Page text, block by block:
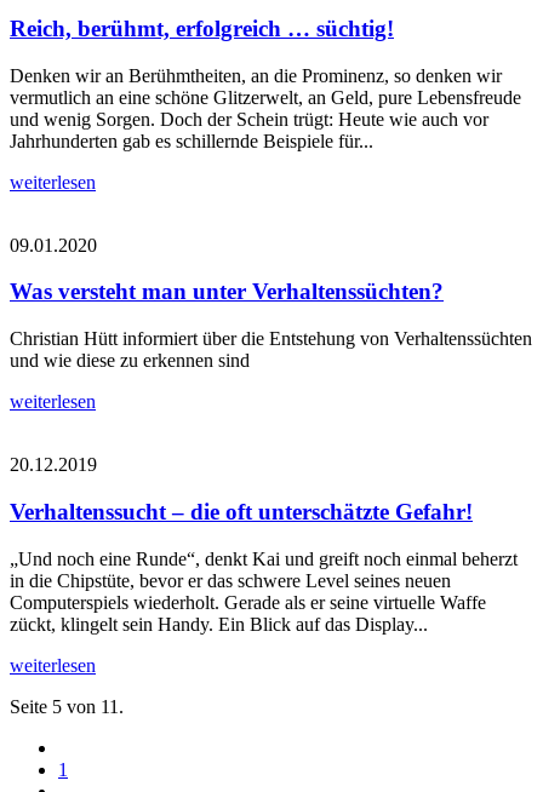
Reich, berühmt, erfolgreich … süchtig!
Denken wir an Berühmtheiten, an die Prominenz, so denken wir
vermutlich an eine schöne Glitzerwelt, an Geld, pure Lebensfreude
und wenig Sorgen. Doch der Schein trügt: Heute wie auch vor
Jahrhunderten gab es schillernde Beispiele für...
weiterlesen
09.01.2020
Was versteht man unter Verhaltenssüchten?
Christian Hütt informiert über die Entstehung von Verhaltenssüchten
und wie diese zu erkennen sind
weiterlesen
20.12.2019
Verhaltenssucht – die oft unterschätzte Gefahr!
„Und noch eine Runde“, denkt Kai und greift noch einmal beherzt
in die Chipstüte, bevor er das schwere Level seines neuen
Computerspiels wiederholt. Gerade als er seine virtuelle Waffe
zückt, klingelt sein Handy. Ein Blick auf das Display...
weiterlesen
Seite 5 von 11.
1